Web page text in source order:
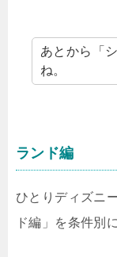
あとから「
ね。
ランド編
ひとりディズニ
ド編」を条件別